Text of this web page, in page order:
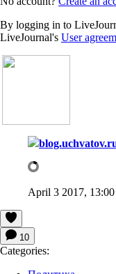
By logging in to
LiveJournal's User
April 3 2017, 13:00
10
Categories: